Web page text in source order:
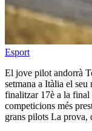
Esport
El jove pilot andorrà
setmana a Itàlia el
finalitzar 17è a la final
competicions més
grans pilots La prova,